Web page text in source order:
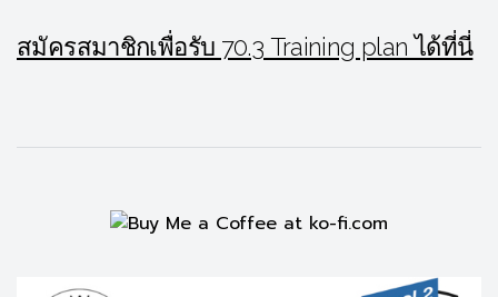
สมัครสมาชิกเพื่อรับ 70.3 Training plan ได้ที่นี่